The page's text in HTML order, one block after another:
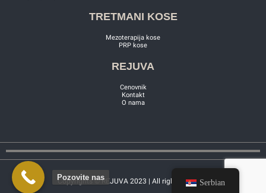
TRETMANI KOSE
Mezoterapija kose
PRP kose
REJUVA
Cenovnik
Kontakt
O nama
Copyrights © REJUVA 2023 | All rights reservedSerbian
Pozovite nas